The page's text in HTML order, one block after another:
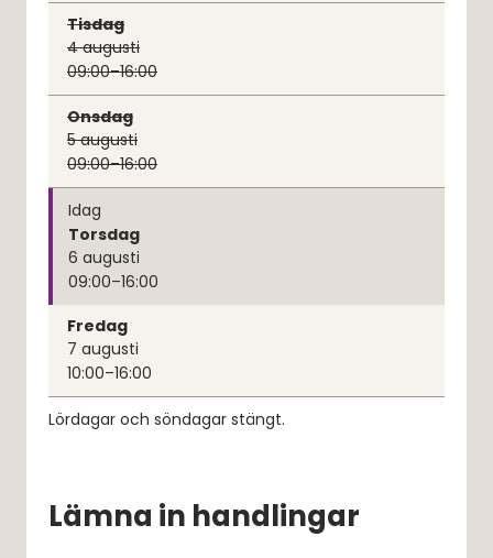
Tisdag
4augusti
09:00–16:00
Onsdag
5augusti
09:00–16:00
Idag
Torsdag
6 augusti
09:00–16:00
Fredag
7 augusti
10:00–16:00
Lördagar och söndagar stängt.
Lämna in handlingar